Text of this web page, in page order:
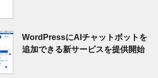
WordPressにAIチャットボットを
追加できる新サービスを提供開始